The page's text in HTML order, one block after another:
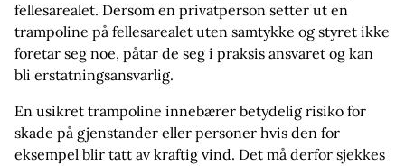
fellesarealet. Dersom en privatperson setter ut en
trampoline på fellesarealet uten samtykke og styret ikke
foretar seg noe, påtar de seg i praksis ansvaret og kan
bli erstatningsansvarlig.
En usikret trampoline innebærer betydelig risiko for
skade på gjenstander eller personer hvis den for
eksempel blir tatt av kraftig vind. Det må derfor sjekkes